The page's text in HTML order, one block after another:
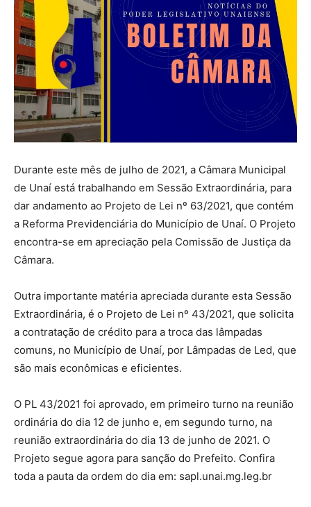
Durante este mês de julho de 2021, a Câmara Municipal
de Unaí está trabalhando em Sessão Extraordinária, para
dar andamento ao Projeto de Lei nº 63/2021, que contém
a Reforma Previdenciária do Município de Unaí. O Projeto
encontra-se em apreciação pela Comissão de Justiça da
Câmara.
Outra importante matéria apreciada durante esta Sessão
Extraordinária, é o Projeto de Lei nº 43/2021, que solicita
a contratação de crédito para a troca das lâmpadas
comuns, no Município de Unaí, por Lâmpadas de Led, que
são mais econômicas e eficientes.
O PL 43/2021 foi aprovado, em primeiro turno na reunião
ordinária do dia 12 de junho e, em segundo turno, na
reunião extraordinária do dia 13 de junho de 2021. O
Projeto segue agora para sanção do Prefeito. Confira
toda a pauta da ordem do dia em: sapl.unai.mg.leg.br